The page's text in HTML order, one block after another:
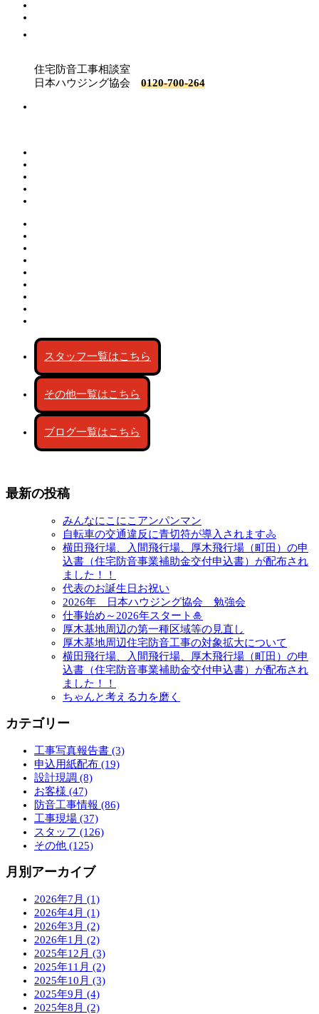
住宅防音工事相談室
日本ハウジング協会 0120-700-264
スタッフ一覧はこちら
その他一覧はこちら
ブログ一覧はこちら
最新の投稿
みんなにこにこアンパンマン
自転車の交通違反に青切符が導入されます🚴
横田飛行場、入間飛行場、厚木飛行場（町田）の申
込書（住宅防音事業補助金交付申込書）が配布され
ました！！
代表のお誕生日お祝い
2026年 日本ハウジング協会 勉強会
仕事始め～2026年スタート🎍
厚木基地周辺の第一種区域等の見直し
厚木基地周辺住宅防音工事の対象拡大について
横田飛行場、入間飛行場、厚木飛行場（町田）の申
込書（住宅防音事業補助金交付申込書）が配布され
ました！！
ちゃんと考える力を磨く
カテゴリー
工事写真報告書 (3)
申込用紙配布 (19)
設計現調 (8)
お客様 (47)
防音工事情報 (86)
工事現場 (37)
スタッフ (126)
その他 (125)
月別アーカイブ
2026年7月 (1)
2026年4月 (1)
2026年3月 (2)
2026年1月 (2)
2025年12月 (3)
2025年11月 (2)
2025年10月 (3)
2025年9月 (4)
2025年8月 (2)